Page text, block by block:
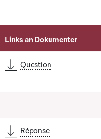
Links an Dokumenter
Question
Réponse